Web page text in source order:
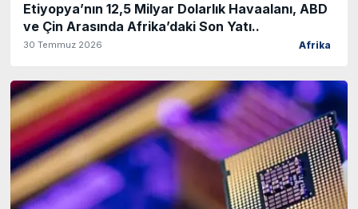
Etiyopya’nın 12,5 Milyar Dolarlık Havaalanı, ABD
ve Çin Arasında Afrika’daki Son Yatı..
30 Temmuz 2026 Afrika